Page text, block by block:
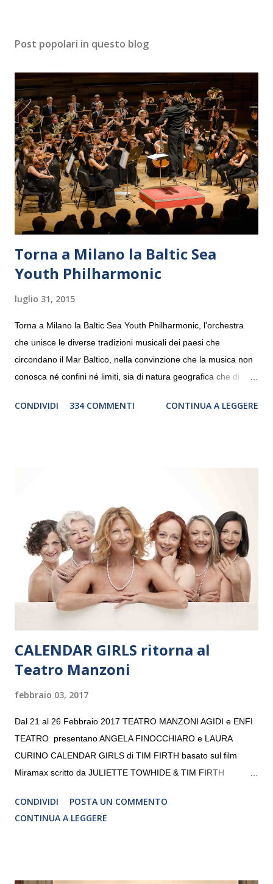
Post popolari in questo blog
Torna a Milano la Baltic Sea
Youth Philharmonic
luglio 31, 2015
Torna a Milano la Baltic Sea Youth Philharmonic, l'orchestra
che unisce le diverse tradizioni musicali dei paesi che
circondano il Mar Baltico, nella convinzione che la musica non
conosca né confini né limiti, sia di natura geografica che di
debutterà il 10 settembre a Heiden, in Germania, e toccherà, in
“Settembre dell’Accademia” dove si esibirà per il secondo anno
consecutivo. Il pubblico milanese avrà il piacere di applaudire i
giovani artisti della Baltic Sea Youth Philharmonic per la quarta
volta. L’orchestra, fondata nel 2008 da Kristjan Järvi (affiancato
da un prestigioso consiglio di consulent...
CONDIVIDI 334 COMMENTI CONTINUA A LEGGERE
CALENDAR GIRLS ritorna al
Teatro Manzoni
febbraio 03, 2017
Dal 21 al 26 Febbraio 2017 TEATRO MANZONI AGIDI e ENFI
TEATRO presentano ANGELA FINOCCHIARO e LAURA
CURINO CALENDAR GIRLS di TIM FIRTH basato sul film
Miramax scritto da JULIETTE TOWHIDE & TIM FIRTH
CRISTINA PEZZOLI
CONDIVIDI
POSTA UN COMMENTO
CONTINUA A LEGGERE